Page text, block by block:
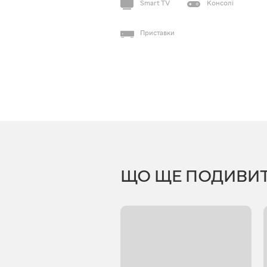
Smart TV Консолі
Приставки
ЩО ЩЕ